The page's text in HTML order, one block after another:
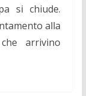
si chiude.
alla
arrivino